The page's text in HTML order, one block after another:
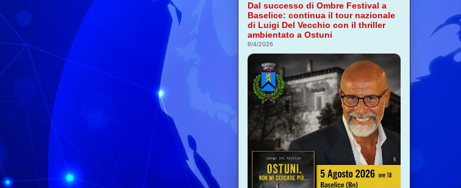
Dal successo di Ombre Festival a
Baselice: continua il tour nazionale
di Luigi Del Vecchio con il thriller
ambientato a Ostuni
8/4/2026